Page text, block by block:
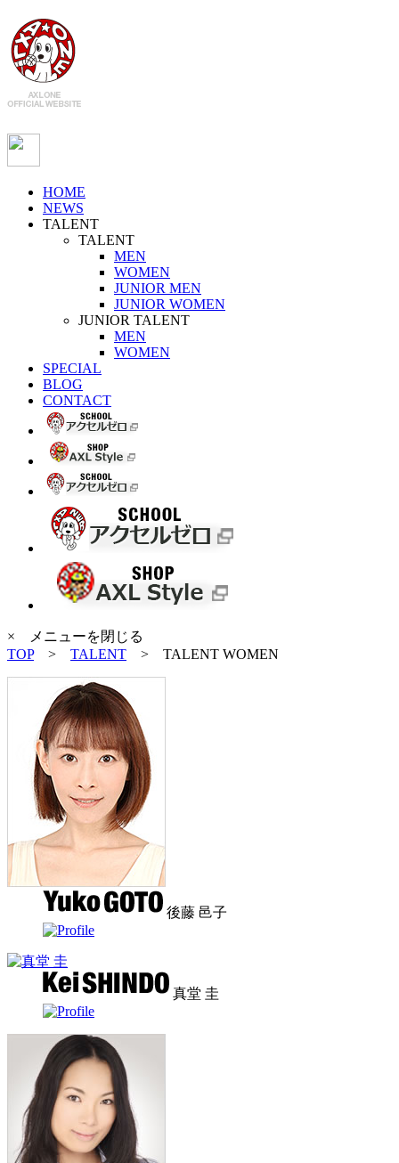
HOME
NEWS
TALENT
TALENT
MEN
WOMEN
JUNIOR MEN
JUNIOR WOMEN
JUNIOR TALENT
MEN
WOMEN
SPECIAL
BLOG
CONTACT
× メニューを閉じる
TOP> TALENT > TALENT WOMEN
後藤 邑子
真堂 圭